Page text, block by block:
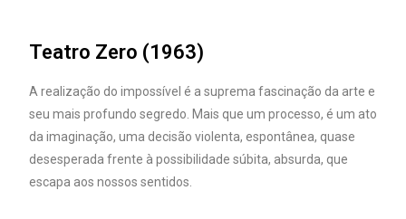
Teatro Zero (1963)
A realização do impossível é a suprema fascinação da arte e
seu mais profundo segredo. Mais que um processo, é um ato
da imaginação, uma decisão violenta, espontânea, quase
desesperada frente à possibilidade súbita, absurda, que
escapa aos nossos sentidos.